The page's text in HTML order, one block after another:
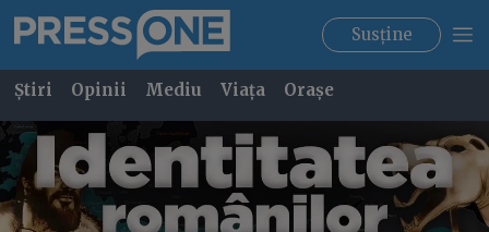
Susține
Știri Opinii Mediu Viața Orașe